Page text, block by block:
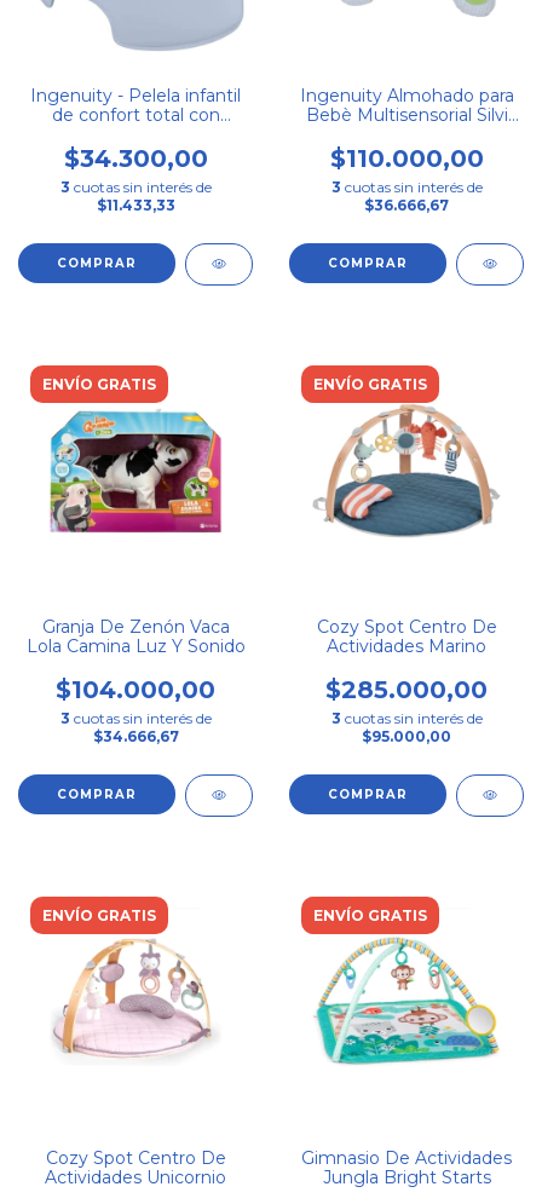
Ingenuity - Pelela infantil
de confort total con
$34.300,00
3 cuotas sin interés de
$11.433,33
Ingenuity Almohado para
Bebè Multisensorial Silvi
$110.000,00
3 cuotas sin interés de
$36.666,67
ENVÍO GRATIS
Granja De Zenón Vaca
Lola Camina Luz Y Sonido
$104.000,00
3 cuotas sin interés de
$34.666,67
ENVÍO GRATIS
Cozy Spot Centro De
Actividades Marino
$285.000,00
3 cuotas sin interés de
$95.000,00
ENVÍO GRATIS
Cozy Spot Centro De
Actividades Unicornio
ENVÍO GRATIS
Gimnasio De Actividades
Jungla Bright Starts